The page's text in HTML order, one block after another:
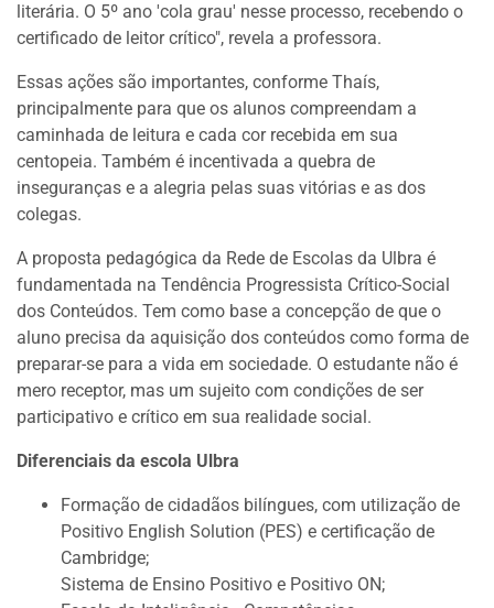
literária. O 5º ano 'cola grau' nesse processo, recebendo o
certificado de leitor crítico", revela a professora.
Essas ações são importantes, conforme Thaís,
principalmente para que os alunos compreendam a
caminhada de leitura e cada cor recebida em sua
centopeia. Também é incentivada a quebra de
inseguranças e a alegria pelas suas vitórias e as dos
colegas.
A proposta pedagógica da Rede de Escolas da Ulbra é
fundamentada na Tendência Progressista Crítico-Social
dos Conteúdos. Tem como base a concepção de que o
aluno precisa da aquisição dos conteúdos como forma de
preparar-se para a vida em sociedade. O estudante não é
mero receptor, mas um sujeito com condições de ser
participativo e crítico em sua realidade social.
Diferenciais da escola Ulbra
Formação de cidadãos bilíngues, com utilização de
Positivo English Solution (PES) e certificação de
Cambridge;
Sistema de Ensino Positivo e Positivo ON;